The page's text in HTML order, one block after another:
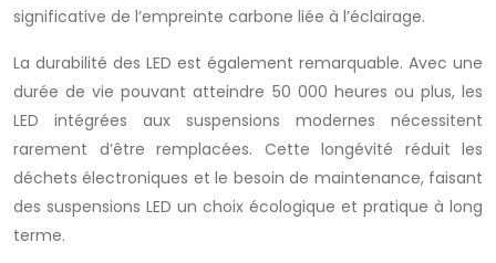
significative de l’empreinte carbone liée à l’éclairage.
La durabilité des LED est également remarquable. Avec une
durée de vie pouvant atteindre 50 000 heures ou plus, les
LED intégrées aux suspensions modernes nécessitent
rarement d’être remplacées. Cette longévité réduit les
déchets électroniques et le besoin de maintenance, faisant
des suspensions LED un choix écologique et pratique à long
terme.